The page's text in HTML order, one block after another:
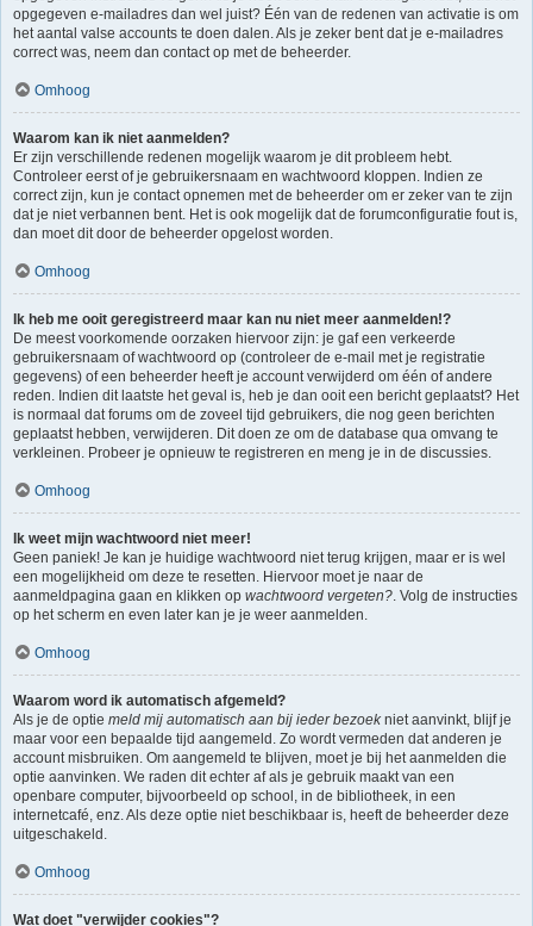
opgegeven e-mailadres dan wel juist? Één van de redenen van activatie is om
het aantal valse accounts te doen dalen. Als je zeker bent dat je e-mailadres
correct was, neem dan contact op met de beheerder.
Omhoog
Waarom kan ik niet aanmelden?
Er zijn verschillende redenen mogelijk waarom je dit probleem hebt.
Controleer eerst of je gebruikersnaam en wachtwoord kloppen. Indien ze
correct zijn, kun je contact opnemen met de beheerder om er zeker van te zijn
dat je niet verbannen bent. Het is ook mogelijk dat de forumconfiguratie fout is,
dan moet dit door de beheerder opgelost worden.
Omhoog
Ik heb me ooit geregistreerd maar kan nu niet meer aanmelden!?
De meest voorkomende oorzaken hiervoor zijn: je gaf een verkeerde
gebruikersnaam of wachtwoord op (controleer de e-mail met je registratie
gegevens) of een beheerder heeft je account verwijderd om één of andere
reden. Indien dit laatste het geval is, heb je dan ooit een bericht geplaatst? Het
is normaal dat forums om de zoveel tijd gebruikers, die nog geen berichten
geplaatst hebben, verwijderen. Dit doen ze om de database qua omvang te
verkleinen. Probeer je opnieuw te registreren en meng je in de discussies.
Omhoog
Ik weet mijn wachtwoord niet meer!
Geen paniek! Je kan je huidige wachtwoord niet terug krijgen, maar er is wel
een mogelijkheid om deze te resetten. Hiervoor moet je naar de
aanmeldpagina gaan en klikken op wachtwoord vergeten?. Volg de instructies
op het scherm en even later kan je je weer aanmelden.
Omhoog
Waarom word ik automatisch afgemeld?
Als je de optie meld mij automatisch aan bij ieder bezoekniet aanvinkt, blijf je
maar voor een bepaalde tijd aangemeld. Zo wordt vermeden dat anderen je
account misbruiken. Om aangemeld te blijven, moet je bij het aanmelden die
optie aanvinken. We raden dit echter af als je gebruik maakt van een
openbare computer, bijvoorbeeld op school, in de bibliotheek, in een
internetcafé, enz. Als deze optie niet beschikbaar is, heeft de beheerder deze
uitgeschakeld.
Omhoog
Wat doet "verwijder cookies"?